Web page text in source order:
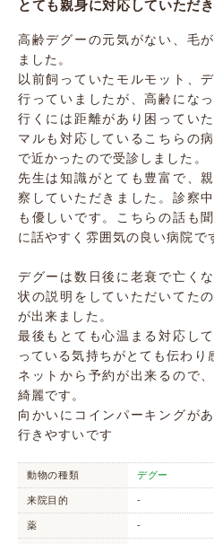
とても親身に対応していただ
高齢デグーの元気がない、毛
ました。
以前飼っていたモルモット、
行っていましたが、高齢にな
行くには距離があり困ってい
マルも対応しているこちらの
で近かったので受診しました。
先生は知識がとても豊富で、
察していただきました。診察
も優しいです。こちらの話も
に話やすく雰囲気の良い病院で
デグーは数日後に老衰で亡く
状の説明をしていただいてた
が出来ました。
最後もとても心温まる対応し
っている気持ちがとても伝わり
ネットから予約が出来るので
綺麗です。
向かいにコインパーキングが
行きやすいです
動物の種類 デグー
来院目的 -
薬 -